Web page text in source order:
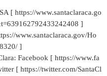
[ https://www.santaclaraca.go
]
www.santaclaraca.gov/Ho
]
Facebook [ https://www.fa
[ https://twitter.com/SantaCl